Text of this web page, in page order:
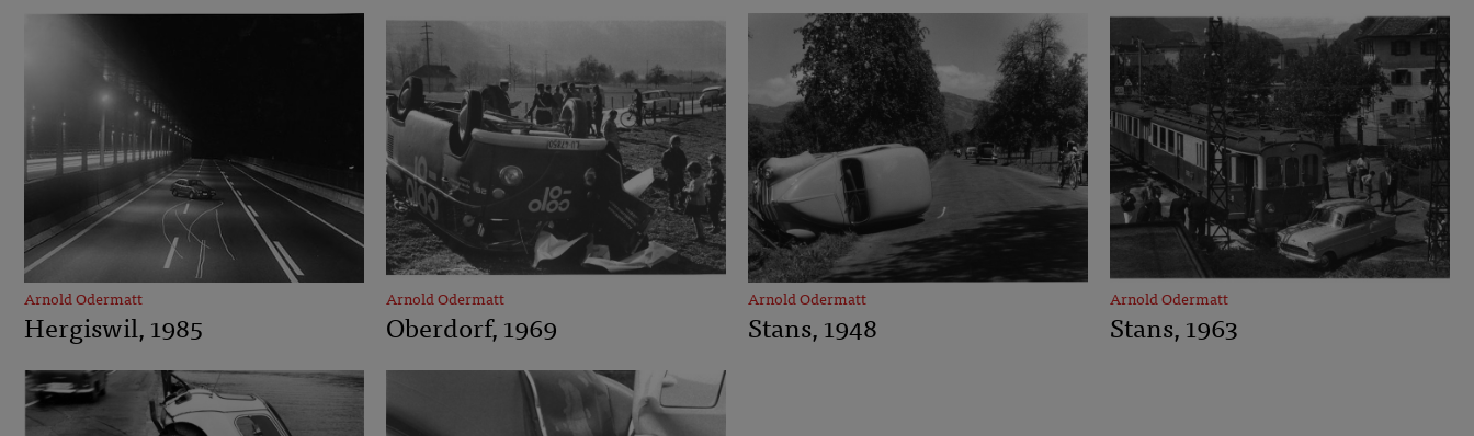
Arnold Odermatt
Hergiswil, 1985
Arnold Odermatt
Oberdorf, 1969
Arnold Odermatt
Stans, 1948
Arnold Odermatt
Stans, 1963